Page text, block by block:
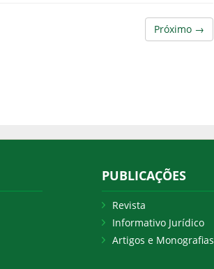
Próximo →
PUBLICAÇÕES
Revista
Informativo Jurídico
Artigos e Monografias